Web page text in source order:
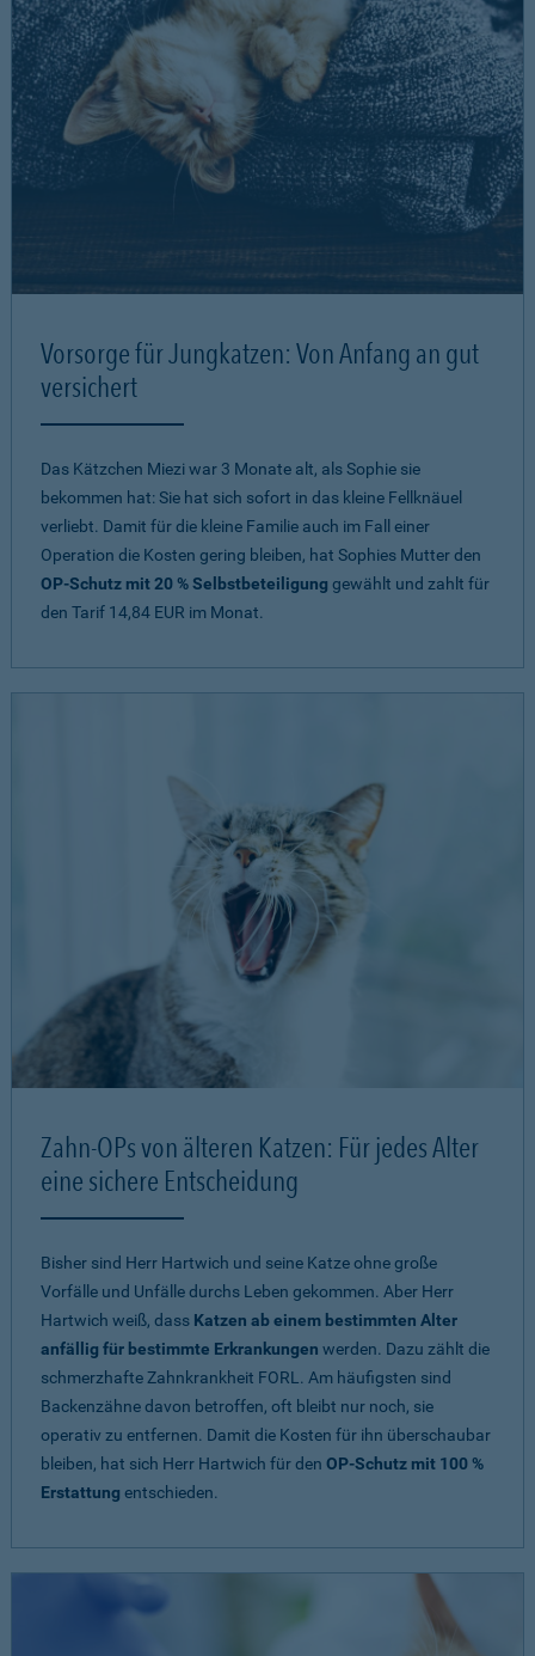
Vorsorge für Jungkatzen: Von Anfang an gut
versichert
Das Kätzchen Miezi war 3 Monate alt, als Sophie sie
bekommen hat: Sie hat sich sofort in das kleine Fellknäuel
verliebt. Damit für die kleine Familie auch im Fall einer
Operation die Kosten gering bleiben, hat Sophies Mutter den
OP-Schutz mit 20 % Selbstbeteiligung gewählt und zahlt für
den Tarif 14,84 EUR im Monat.
Zahn-OPs von älteren Katzen: Für jedes Alter
eine sichere Entscheidung
Bisher sind Herr Hartwich und seine Katze ohne große
Vorfälle und Unfälle durchs Leben gekommen. Aber Herr
Hartwich weiß, dass Katzen ab einem bestimmten Alter
anfällig für bestimmte Erkrankungen werden. Dazu zählt die
schmerzhafte Zahnkrankheit FORL. Am häufigsten sind
Backenzähne davon betroffen, oft bleibt nur noch, sie
operativ zu entfernen. Damit die Kosten für ihn überschaubar
bleiben, hat sich Herr Hartwich für den OP-Schutz mit 100 %
Erstattung entschieden.